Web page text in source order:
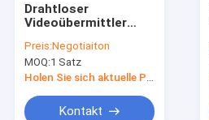
Drahtloser
Videoübermittler
Rucksack-COFDM
Digital für UAV
Preis:Negotiaiton
MOQ:1 Satz
Kontakt